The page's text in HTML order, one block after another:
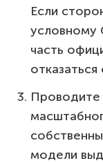
Если
условному
часть
отказаться
Проводите
модели